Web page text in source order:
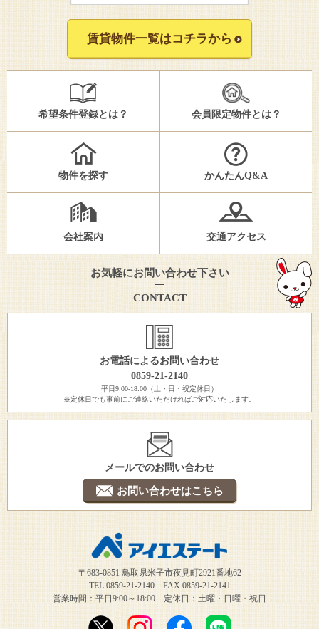
賃貸物件一覧はコチラから
希望条件登録とは？ 会員限定物件とは？
物件を探す かんたんQ&A
会社案内 交通アクセス
お気軽にお問い合わせ下さい
CONTACT
お電話によるお問い合わせ
0859-21-2140
平日9:00-18:00（土・日・祝定休日）
※定休日でも事前にご連絡いただければご対応いたします。
メールでのお問い合わせ
お問い合わせはこちら
〒683-0851 鳥取県米子市夜見町2921番地62
TEL 0859-21-2140 FAX.0859-21-2141
営業時間：平日9:00～18:00 定休日：土曜・日曜・祝日